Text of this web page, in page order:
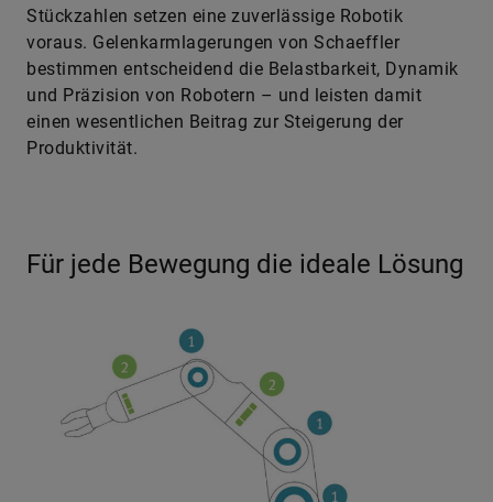
Stückzahlen setzen eine zuverlässige Robotik
voraus. Gelenkarmlagerungen von Schaeffler
bestimmen entscheidend die Belastbarkeit, Dynamik
und Präzision von Robotern – und leisten damit
einen wesentlichen Beitrag zur Steigerung der
Produktivität.
Für jede Bewegung die ideale Lösung